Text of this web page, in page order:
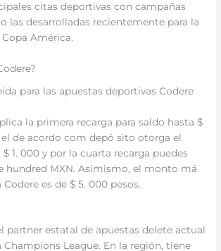
citas deportivas con campañas
las desarrolladas recientemente para la
América.
para las apuestas deportivas Codere
la primera recarga para saldo hasta $
el de acordo com depó sito otorga el
$ 1. 000 y por la cuarta recarga puedes
hundred MXN. Asimismo, el monto má
es de $ 5. 000 pesos.
partner estatal de apuestas delete actual
Champions League. En la región, tiene